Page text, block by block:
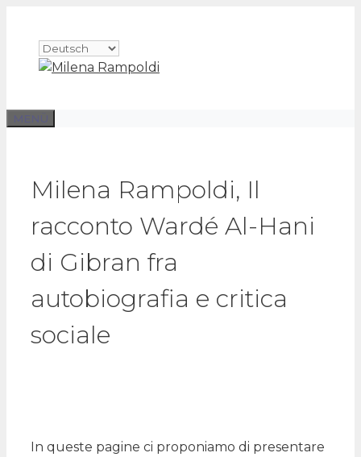
springenSprache
auswählen
MENÜ
Milena Rampoldi, Il
racconto Wardé Al-Hani
di Gibran fra
autobiografia e critica
sociale
In queste pagine ci proponiamo di presentare